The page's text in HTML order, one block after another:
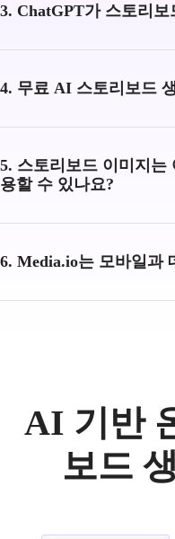
3. ChatGPT가 스토리
4. 무료 AI 스토리보드
5. 스토리보드 이미지는
용할 수 있나요?
6. Media.io는 모바일과
AI 기반
보드